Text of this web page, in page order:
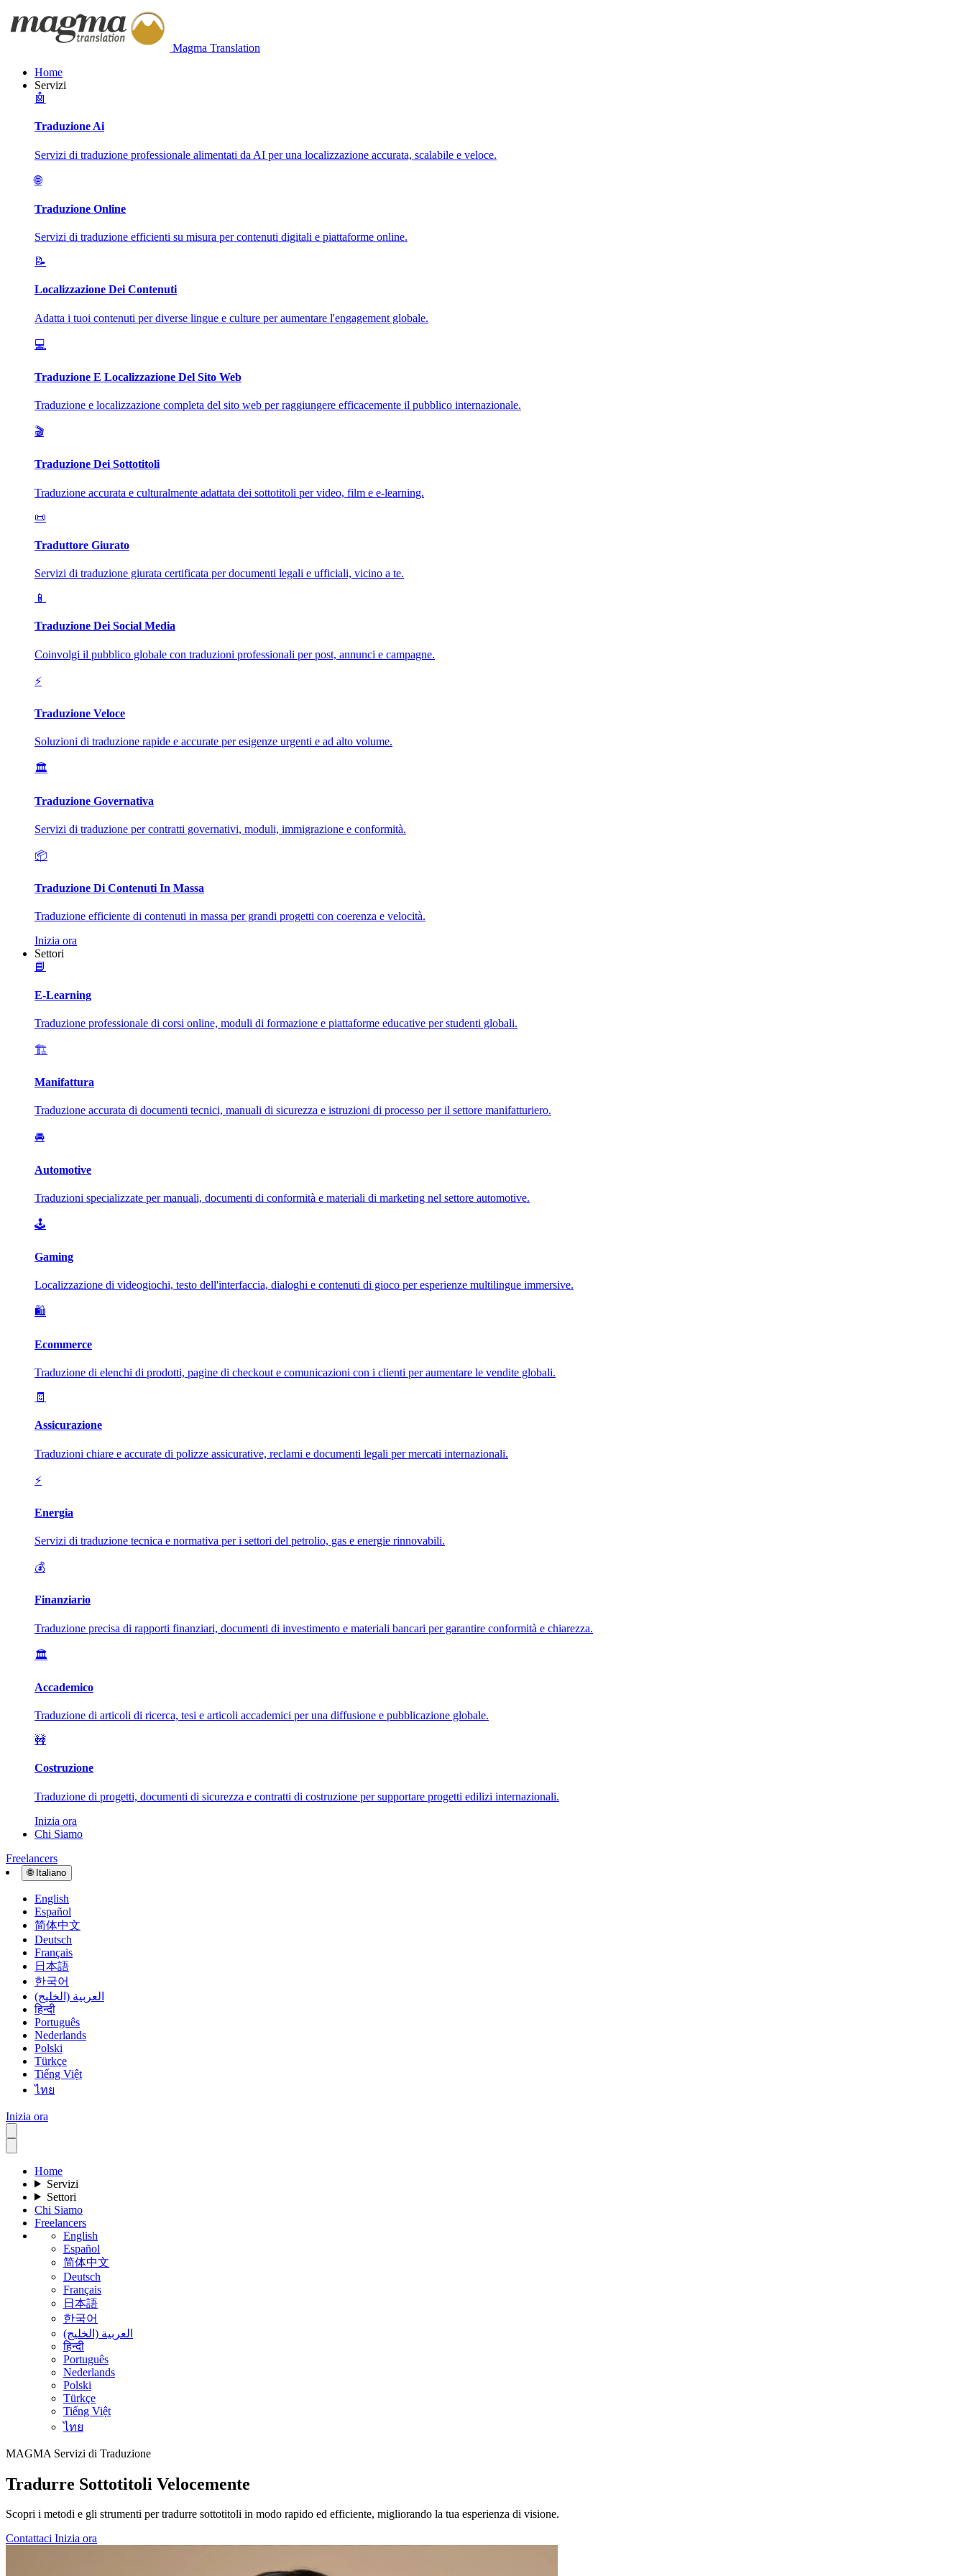
Magma Translation
Home
Servizi
🤖
Traduzione Ai
Servizi di traduzione professionale alimentati da AI per una localizzazione accurata, scalabile e veloce.
🌐
Traduzione Online
Servizi di traduzione efficienti su misura per contenuti digitali e piattaforme online.
📝
Localizzazione Dei Contenuti
Adatta i tuoi contenuti per diverse lingue e culture per aumentare l'engagement globale.
💻
Traduzione E Localizzazione Del Sito Web
Traduzione e localizzazione completa del sito web per raggiungere efficacemente il pubblico internazionale.
🎬
Traduzione Dei Sottotitoli
Traduzione accurata e culturalmente adattata dei sottotitoli per video, film e e-learning.
📜
Traduttore Giurato
Servizi di traduzione giurata certificata per documenti legali e ufficiali, vicino a te.
📱
Traduzione Dei Social Media
Coinvolgi il pubblico globale con traduzioni professionali per post, annunci e campagne.
⚡
Traduzione Veloce
Soluzioni di traduzione rapide e accurate per esigenze urgenti e ad alto volume.
🏛️
Traduzione Governativa
Servizi di traduzione per contratti governativi, moduli, immigrazione e conformità.
📦
Traduzione Di Contenuti In Massa
Traduzione efficiente di contenuti in massa per grandi progetti con coerenza e velocità.
Inizia ora
Settori
📘
E-Learning
Traduzione professionale di corsi online, moduli di formazione e piattaforme educative per studenti globali.
🏗️
Manifattura
Traduzione accurata di documenti tecnici, manuali di sicurezza e istruzioni di processo per il settore manifatturiero.
🚘
Automotive
Traduzioni specializzate per manuali, documenti di conformità e materiali di marketing nel settore automotive.
🕹️
Gaming
Localizzazione di videogiochi, testo dell'interfaccia, dialoghi e contenuti di gioco per esperienze multilingue immersive.
🛍️
Ecommerce
Traduzione di elenchi di prodotti, pagine di checkout e comunicazioni con i clienti per aumentare le vendite globali.
🧾
Assicurazione
Traduzioni chiare e accurate di polizze assicurative, reclami e documenti legali per mercati internazionali.
⚡
Energia
Servizi di traduzione tecnica e normativa per i settori del petrolio, gas e energie rinnovabili.
💰
Finanziario
Traduzione precisa di rapporti finanziari, documenti di investimento e materiali bancari per garantire conformità e chiarezza.
🏛️
Accademico
Traduzione di articoli di ricerca, tesi e articoli accademici per una diffusione e pubblicazione globale.
🚧
Costruzione
Traduzione di progetti, documenti di sicurezza e contratti di costruzione per supportare progetti edilizi internazionali.
Inizia ora
Chi Siamo
Freelancers
🌐 Italiano
English
Español
简体中文
Deutsch
Français
日本語
한국어
العربية (الخليج)
हिन्दी
Português
Nederlands
Polski
Türkçe
Tiếng Việt
ไทย
Inizia ora
Home
Servizi
Settori
Chi Siamo
Freelancers
English
Español
简体中文
Deutsch
Français
日本語
한국어
العربية (الخليج)
हिन्दी
Português
Nederlands
Polski
Türkçe
Tiếng Việt
ไทย
MAGMA Servizi di Traduzione
Tradurre Sottotitoli Velocemente
Scopri i metodi e gli strumenti per tradurre sottotitoli in modo rapido ed efficiente, migliorando la tua esperienza di visione.
Contattaci Inizia ora